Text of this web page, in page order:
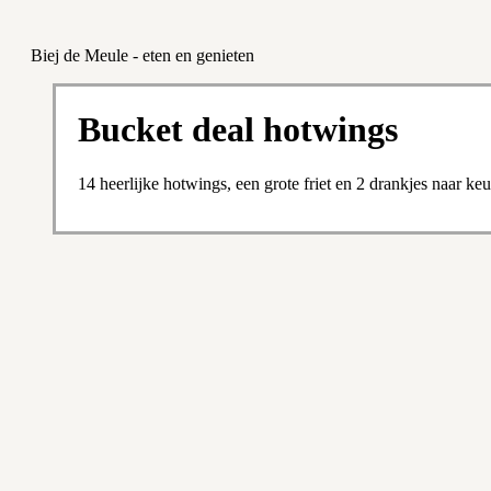
Biej de Meule - eten en genieten
Bucket deal hotwings
14 heerlijke hotwings, een grote friet en 2 drankjes naar